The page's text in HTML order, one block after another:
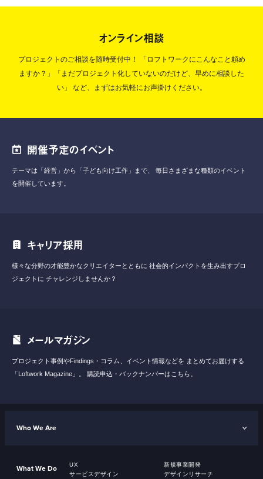
オンライン相談
プロジェクトのご相談を随時受付中！
「ロフトワークにこんなこと頼め
ますか？」「まだプロジェクト化していないのだけど、早めに相談した
い」
など、まずはお気軽にお声掛けください。
開催予定のイベント
テーマは「経営」から「子ども向け工作」まで、
毎日さまざまな種類のイベント
を開催しています。
キャリア採用
様々な分野の才能豊かなクリエイターとともに 社会的インパクトを生み出すプロ
ジェクトに チャレンジしませんか？
メールマガジン
プロジェクト事例やFindings・コラム、イベント情報などを まとめてお届けする
「Loftwork Magazine」。
購読申込・バックナンバーはこちら。
Who We Are
What We Do UX
新規事業開発
サービスデザイン
デザインリサーチ